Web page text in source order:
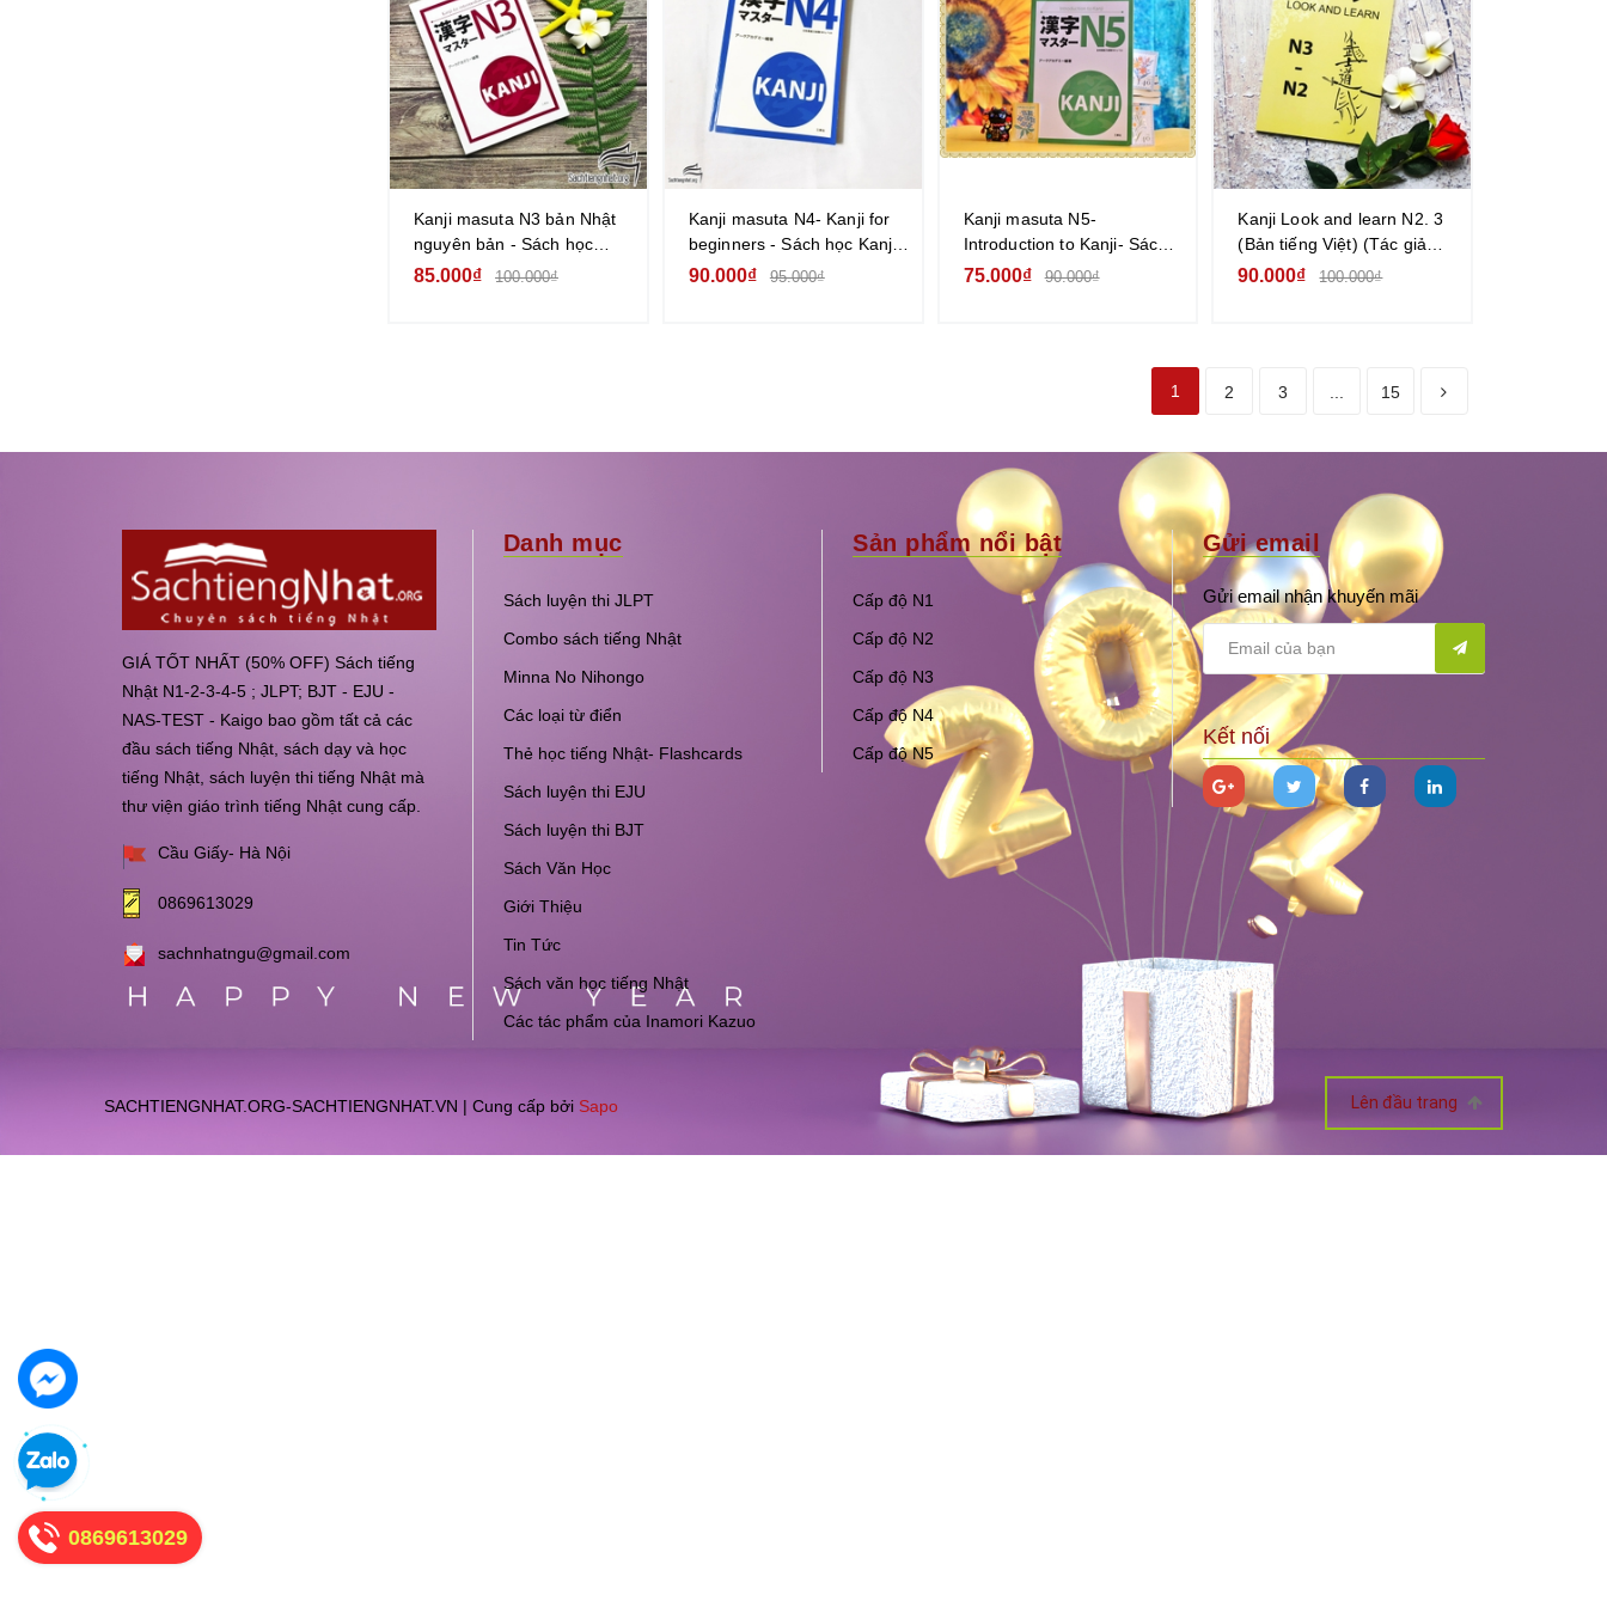
Kanji masuta N3 bản Nhật
nguyên bản - Sách học
Kanji cấp độ N3 (Không kèm
85.000₫ 100.000₫
Kanji masuta N4- Kanji for
beginners - Sách học Kanji
cấp độ N4 (Không dịch)
90.000₫ 95.000₫
Kanji masuta N5-
Introduction to Kanji- Sách
học Kanji cấp độ N5 (Bản
75.000₫ 90.000₫
Kanji Look and learn N2. 3
(Bản tiếng Việt) (Tác giả
Duy Trieu)
90.000₫ 100.000₫
1 2 3 15
GIÁ TỐT NHẤT (50% OFF) Sách tiếng
Nhật N1-2-3-4-5 ; JLPT; BJT - EJU -
NAS-TEST - Kaigo bao gồm tất cả các
đầu sách tiếng Nhật, sách dạy và học
tiếng Nhật, sách luyện thi tiếng Nhật mà
thư viện giáo trình tiếng Nhật cung cấp.
Cầu Giấy- Hà Nội
0869613029
sachnhatngu@gmail.com
Danh mục
Sách luyện thi JLPT
Combo sách tiếng Nhật
Minna No Nihongo
Các loại từ điển
Thẻ học tiếng Nhật- Flashcards
Sách luyện thi EJU
Sách luyện thi BJT
Sách Văn Học
Giới Thiệu
Tin Tức
Sách văn học tiếng Nhật
Các tác phẩm của Inamori Kazuo
Sản phẩm nổi bật
Cấp độ N1
Cấp độ N2
Cấp độ N3
Cấp độ N4
Cấp độ N5
Gửi email
Gửi email nhận khuyến mãi
Kết nối
SACHTIENGNHAT.ORG-SACHTIENGNHAT.VN | Cung cấp bởi Sapo Lên đầu trang
0869613029